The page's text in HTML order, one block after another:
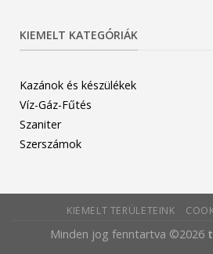
KIEMELT KATEGÓRIÁK
Kazánok és készülékek
Víz-Gáz-Fűtés
Szaniter
Szerszámok
KIEMELT TERÜLETEINK
Minden jog fenntartva ©2026